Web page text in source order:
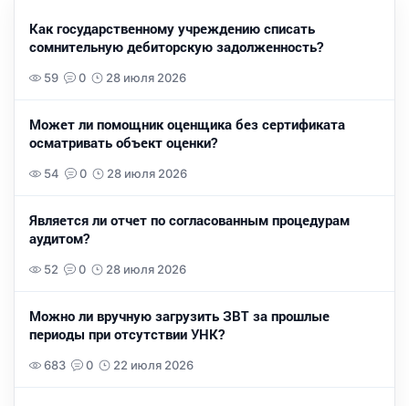
Как государственному учреждению списать
сомнительную дебиторскую задолженность?
59 0 28 июля 2026
Может ли помощник оценщика без сертификата
осматривать объект оценки?
54 0 28 июля 2026
Является ли отчет по согласованным процедурам
аудитом?
52 0 28 июля 2026
Можно ли вручную загрузить ЗВТ за прошлые
периоды при отсутствии УНК?
683 0 22 июля 2026